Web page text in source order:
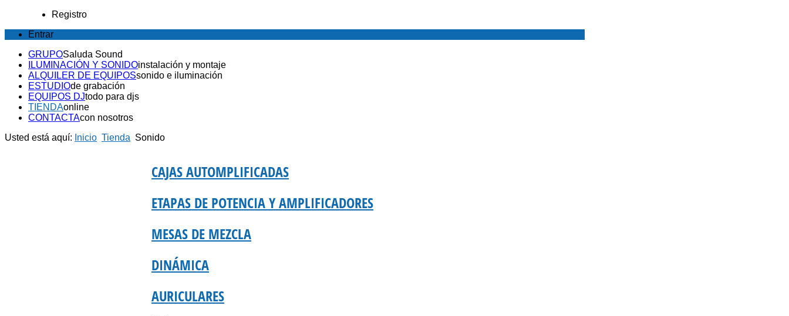
Registro
Entrar
GRUPOSaluda Sound
ILUMINACIÓN Y SONIDOinstalación y montaje
ALQUILER DE EQUIPOSsonido e iluminación
ESTUDIOde grabación
EQUIPOS DJtodo para djs
TIENDAonline
CONTACTAcon nosotros
Usted está aquí: Inicio Tienda Sonido
CAJAS AUTOMPLIFICADAS
ETAPAS DE POTENCIA Y AMPLIFICADORES
MESAS DE MEZCLA
DINÁMICA
AURICULARES